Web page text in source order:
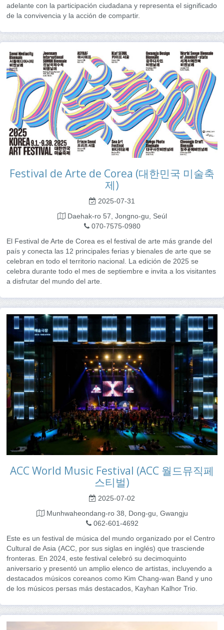
adelante con la participación ciudadana y representa el significado
de la convivencia y la acción de compartir.
Festival de Arte de Corea (대한민국 미술축
제)
2025-07-31
Daehak-ro 57, Jongno-gu, Seúl
070-7575-0980
El Festival de Arte de Corea es el festival de arte más grande del
país y conecta las 12 principales ferias y bienales de arte que se
celebran en todo el territorio nacional. La edición de 2025 se
celebra durante todo el mes de septiembre e invita a los visitantes
a disfrutar del mundo del arte.
ACC World Music Festival (ACC 월드뮤직페
스티벌)
2025-07-02
Munhwaheondang-ro 38, Dong-gu, Gwangju
062-601-4692
Este es un festival de música del mundo organizado por el Centro
Cultural de Asia (ACC, por sus siglas en inglés) que trasciende
fronteras. En 2024, este festival celebró su decimoquinto
aniversario y presentó un amplio elenco de artistas, incluyendo a
destacados músicos coreanos como Kim Chang-wan Band y uno
de los músicos persas más destacados, Kayhan Kalhor Trio.